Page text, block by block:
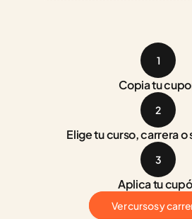
1
Copia tu
2
Elige tu curso, carrera
3
Aplica tu
Ver cursos y